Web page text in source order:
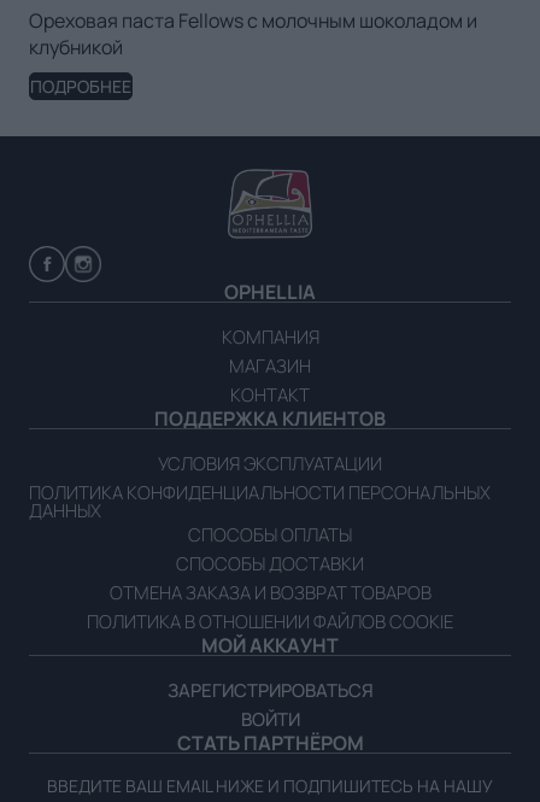
Ореховая паста Fellows с молочным шоколадом и
клубникой
ПОДРОБНЕЕ
OPHELLIA
КОМПАНИЯ
МАГАЗИН
КОНТАКТ
ПОДДЕРЖКА КЛИЕНТОВ
УСЛОВИЯ ЭКСПЛУАТАЦИИ
ПОЛИТИКА КОНФИДЕНЦИАЛЬНОСТИ ПЕРСОНАЛЬНЫХ
ДАННЫХ
СПОСОБЫ ОПЛАТЫ
СПОСОБЫ ДОСТАВКИ
ОТМЕНА ЗАКАЗА И ВОЗВРАТ ТОВАРОВ
ПОЛИТИКА В ОТНОШЕНИИ ФАЙЛОВ COOKIE
МОЙ АККАУНТ
ЗАРЕГИСТРИРОВАТЬСЯ
ВОЙТИ
СТАТЬ ПАРТНЁРОМ
ВВЕДИТЕ ВАШ EMAIL НИЖЕ И ПОДПИШИТЕСЬ НА НАШУ